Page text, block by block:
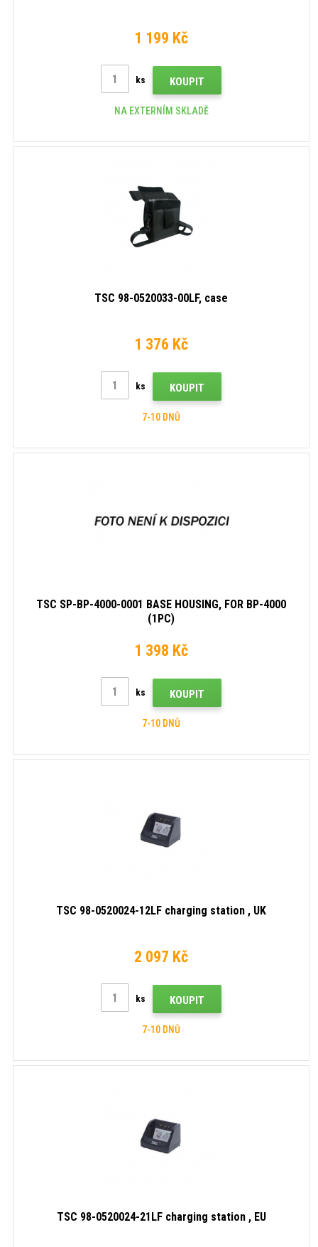
1 199 Kč
ks KOUPIT
NA EXTERNÍM SKLADĚ
TSC 98-0520033-00LF, case
1 376 Kč
ks KOUPIT
7-10 DNŮ
TSC SP-BP-4000-0001 BASE HOUSING, FOR BP-4000
(1PC)
1 398 Kč
ks KOUPIT
7-10 DNŮ
TSC 98-0520024-12LF charging station , UK
2 097 Kč
ks KOUPIT
7-10 DNŮ
TSC 98-0520024-21LF charging station , EU